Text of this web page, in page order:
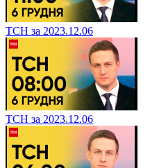
ТСН за 2023.12.06
ТСН за 2023.12.06